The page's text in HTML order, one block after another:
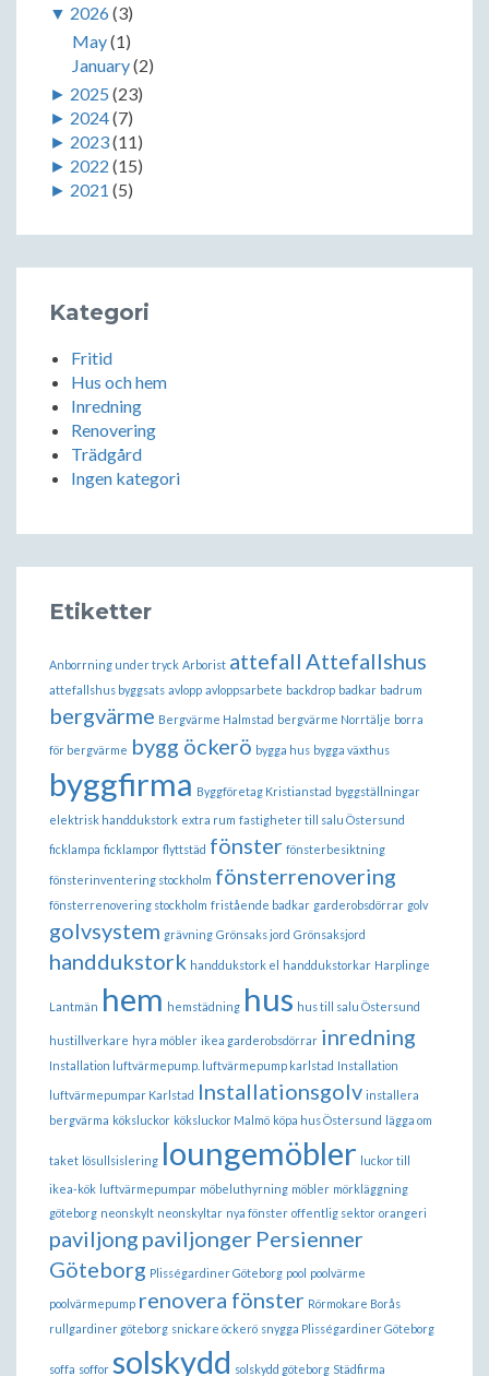
▼ 2026(3)
May(1)
January(2)
► 2025 (23)
► 2024(7)
► 2023(11)
► 2022 (15)
► 2021 (5)
Kategori
Fritid
Hus och hem
Inredning
Renovering
Trädgård
Ingen kategori
Etiketter
Anborrning under tryck Arborist attefall Attefallshus
attefallshus byggsats avlopp avloppsarbete backdrop badkar badrum
bergvärme Bergvärme Halmstad bergvärme Norrtälje borra
för bergvärme bygg öckerö bygga hus bygga växthus
byggfirma Byggföretag Kristianstad byggställningar
elektrisk handdukstork extra rum fastigheter till salu Östersund
ficklampa ficklampor flyttstäd fönster fönsterbesiktning
fönsterinventering stockholm fönsterrenovering
fönsterrenovering stockholm fristående badkar garderobsdörrar golv
golvsystem grävning Grönsaks jord Grönsaksjord
handdukstork handdukstork el handdukstorkar Harplinge
Lantmän hem hemstädning hus hus till salu Östersund
hustillverkare hyra möbler ikea garderobsdörrar inredning
Installation luftvärmepump. luftvärmepump karlstad Installation
luftvärmepumpar Karlstad Installationsgolv installera
bergvärma köksluckor köksluckor Malmö köpa hus Östersund lägga om
taket lösullsislering loungemöbler luckor till
ikea-kök luftvärmepumpar möbeluthyrning möbler mörkläggning
göteborg neonskylt neonskyltar nya fönster offentlig sektor orangeri
paviljong paviljonger Persienner
Göteborg Plisségardiner Göteborg pool poolvärme
poolvärmepump renovera fönster Rörmokare Borås
rullgardiner göteborg snickare öckerö snygga Plisségardiner Göteborg
soffa soffor solskydd solskydd göteborg Städfirma